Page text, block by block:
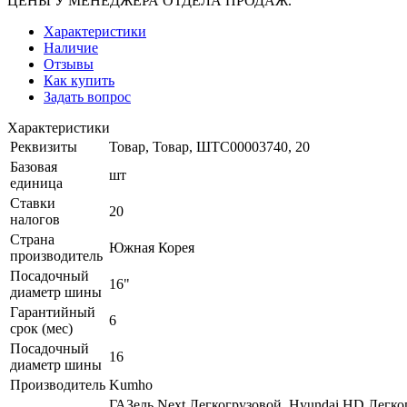
Характеристики
Наличие
Отзывы
Как купить
Задать вопрос
Характеристики
Реквизиты
Товар, Товар, ШТС00003740, 20
Базовая
единица
шт
Ставки
налогов
20
Страна
производитель
Южная Корея
Посадочный
диаметр шины
16"
Гарантийный
срок (мес)
6
Посадочный
диаметр шины
16
Производитель Kumho